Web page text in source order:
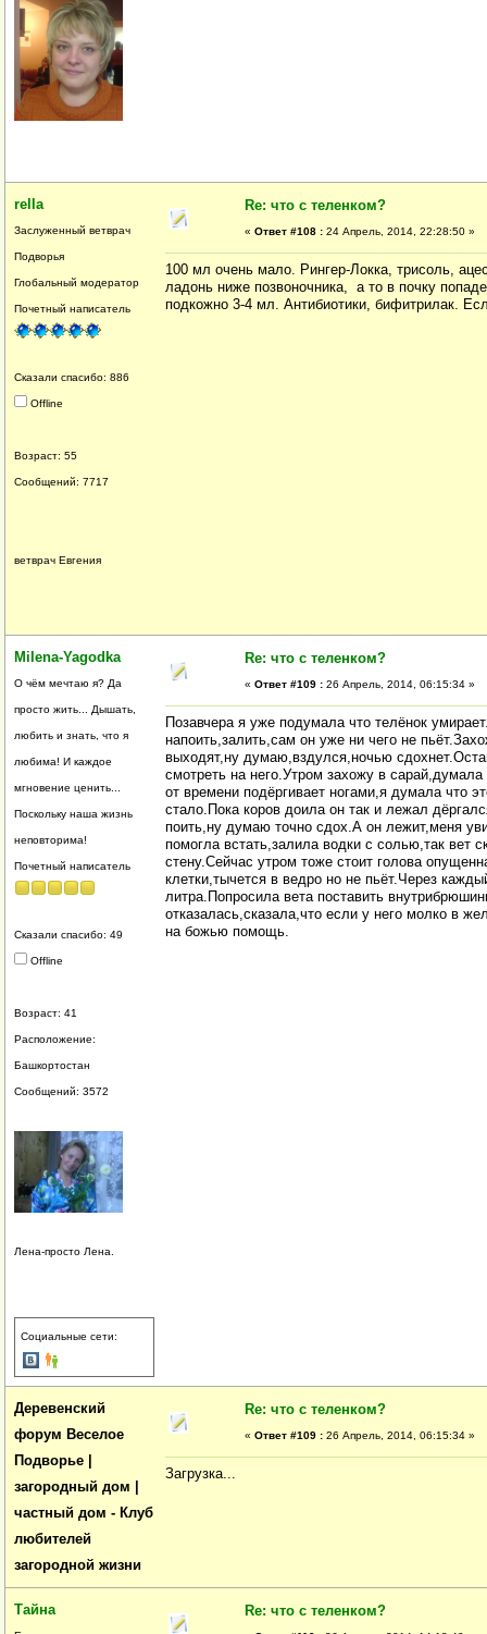
rella
Заслуженный ветврач
Подворья
Глобальный модератор
Почетный написатель
Сказали спасибо: 886
Offline
Возраст: 55
Сообщений: 7717
ветврач Евгения
Re: что с теленком?
« Ответ #108 : 24 Апрель, 2014, 22:28:50 »
100 мл очень мало. Рингер-Локка, трисоль,
ладонь ниже позвоночника, а то в почку
подкожно 3-4 мл. Антибиотики, бифитрилак.
Milena-Yagodka
О чём мечтаю я? Да
просто жить... Дышать,
любить и знать, что я
любима! И каждое
мгновение ценить...
Поскольку наша жизнь
неповторима!
Почетный написатель
Сказали спасибо: 49
Offline
Возраст: 41
Расположение:
Башкортостан
Сообщений: 3572
Лена-просто Лена.
Социальные сети:
Re: что с теленком?
« Ответ #109 : 26 Апрель, 2014, 06:15:34 »
Позавчера я уже подумала что телёнок
напоить,залить,сам он уже ни чего не
выходят,ну думаю,вздулся,ночью
смотреть на него.Утром захожу в
от времени подёргивает ногами,я думала что
стало.Пока коров доила он так и лежал
поить,ну думаю точно сдох.А он лежит,меня
помогла встать,залила водки с солью,так вет
стену.Сейчас утром тоже стоит голова
клетки,тычется в ведро но не пьёт.Через
литра.Попросила вета поставить
отказалась,сказала,что если у него молко в
на божью помощь.
Деревенский
форум Веселое
Подворье |
загородный дом |
частный дом - Клуб
любителей
загородной жизни
Re: что с теленком?
« Ответ #109 : 26 Апрель, 2014, 06:15:34 »
Загрузка...
Тайна Re: что с теленком?